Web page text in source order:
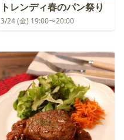
トレンディ春のパン祭り
3/24 (金) 19:00〜20:00